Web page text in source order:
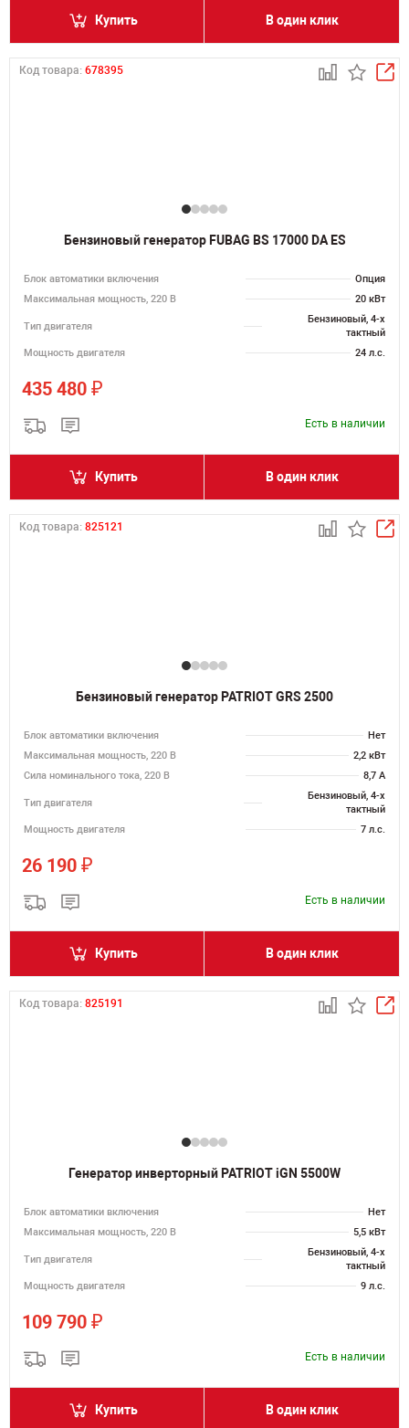
Купить В один клик
Код товара: 678395
Бензиновый генератор FUBAG BS 17000 DA ES
Блок автоматики включения
Опция
Максимальная мощность, 220 В
20 кВт
Тип двигателя
Бензиновый, 4-х
тактный
Мощность двигателя
24 л.с.
435 480 ₽
Есть в наличии
Купить В один клик
Код товара: 825121
Бензиновый генератор PATRIOT GRS 2500
Блок автоматики включения
Нет
Максимальная мощность, 220 В
2,2 кВт
Сила номинального тока, 220 В
8,7 А
Тип двигателя
Бензиновый, 4-х
тактный
Мощность двигателя
7 л.с.
26 190 ₽
Есть в наличии
Купить В один клик
Код товара: 825191
Генератор инверторный PATRIOT iGN 5500W
Блок автоматики включения
Нет
Максимальная мощность, 220 В
5,5 кВт
Тип двигателя
Бензиновый, 4-х
тактный
Мощность двигателя
9 л.с.
109 790 ₽
Есть в наличии
Купить В один клик